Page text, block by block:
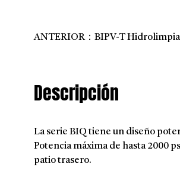
ANTERIOR：BIPV-T
Descripción
La serie BIQ tiene un diseño
Potencia máxima de hasta 2000
patio trasero.